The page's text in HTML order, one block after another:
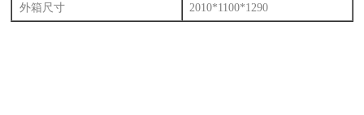
外箱尺寸 2010*1100*1290